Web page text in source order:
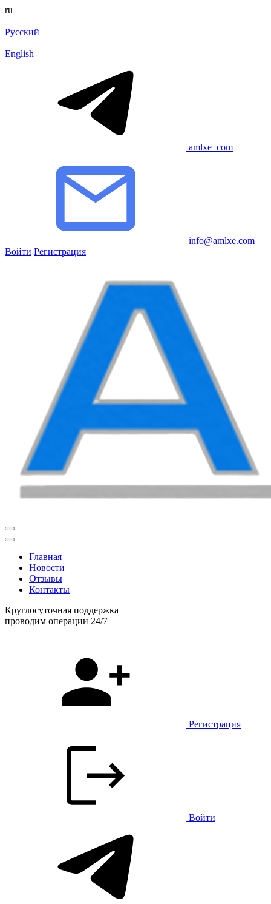
ru
Русский
English
amlxe_com
info@amlxe.com
Войти Регистрация
Главная
Новости
Отзывы
Контакты
Круглосуточная поддержка
проводим операции 24/7
Регистрация
Войти